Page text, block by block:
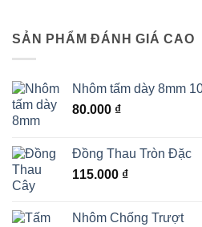
20x20mm
30x30mm
Đồng
120mm
150mm
180mm
SẢN PHẨM ĐÁNH GIÁ CAO
Nhôm tấm dày 8mm
80.000 ₫
Đồng Thau Tròn Đặc
115.000 ₫
Nhôm Chống Trượt